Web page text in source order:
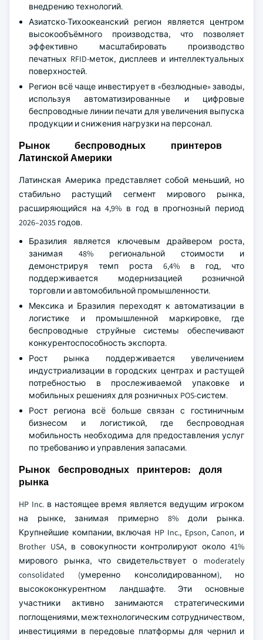
внедрению технологий.
Азиатско-Тихоокеанский регион является центром
высокообъёмного производства, что позволяет
эффективно масштабировать производство
печатных RFID-меток, дисплеев и интеллектуальных
поверхностей.
Регион всё чаще инвестирует в «безлюдные» заводы,
используя автоматизированные и цифровые
беспроводные линии печати для увеличения выпуска
продукции и снижения нагрузки на персонал.
Рынок беспроводных принтеров
Латинской Америки
Латинская Америка представляет собой меньший, но
стабильно растущий сегмент мирового рынка,
расширяющийся на 4,9% в год в прогнозный период
2026–2035 годов.
Бразилия является ключевым драйвером роста,
занимая 48% региональной стоимости и
демонстрируя темп роста 6,4% в год, что
поддерживается модернизацией розничной
торговли и автомобильной промышленности.
Мексика и Бразилия переходят к автоматизации в
логистике и промышленной маркировке, где
беспроводные струйные системы обеспечивают
конкурентоспособность экспорта.
Рост рынка поддерживается увеличением
индустриализации в городских центрах и растущей
потребностью в прослеживаемой упаковке и
мобильных решениях для розничных POS-систем.
Рост региона всё больше связан с гостиничным
бизнесом и логистикой, где беспроводная
мобильность необходима для предоставления услуг
по требованию и управления запасами.
Рынок беспроводных принтеров: доля
рынка
HP Inc. в настоящее время является ведущим игроком
на рынке, занимая примерно 8% доли рынка.
Крупнейшие компании, включая HP Inc., Epson, Canon, и
Brother USA, в совокупности контролируют около 41%
мирового рынка, что свидетельствует о moderately
consolidated (умеренно консолидированном), но
высококонкурентном ландшафте. Эти основные
участники активно занимаются стратегическими
поглощениями, межтехнологическим сотрудничеством,
инвестициями в передовые платформы для чернил и